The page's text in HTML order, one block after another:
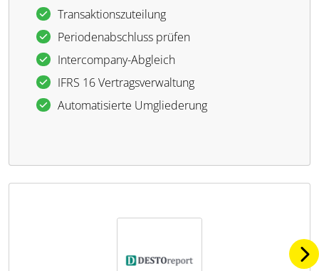
Transaktionszuteilung
Periodenabschluss prüfen
Intercompany-Abgleich
IFRS 16 Vertragsverwaltung
Automatisierte Umgliederung